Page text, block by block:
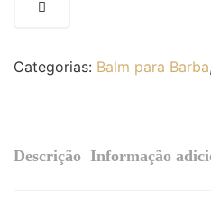
Categorias: Balm para Barba,
Descrição Informação